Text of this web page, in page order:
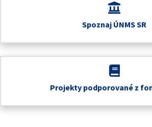
Spoznaj ÚNMS SR
Projekty podporované z